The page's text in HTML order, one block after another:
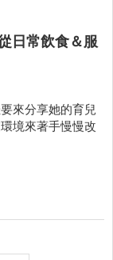
日常飲食＆服
來分享她的育兒
境來著手慢慢改